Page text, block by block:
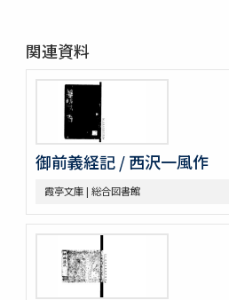
関連資料
御前義経記 / 西沢一風作
霞亭文庫 | 総合図書館